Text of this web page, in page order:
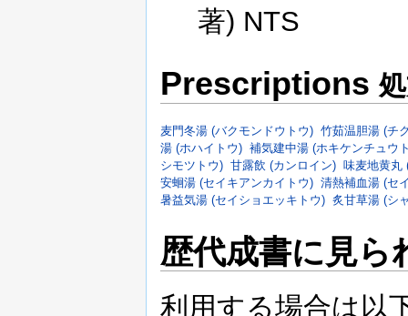
著) NTS
Prescriptions
麦門冬湯 (バクモンドウトウ) 竹茹温胆湯 (チ
湯 (ホハイトウ) 補気建中湯 (ホキケンチュウ
シモツトウ) 甘露飲 (カンロイン) 味麦地黄丸
安蛔湯 (セイキアンカイトウ) 清熱補血湯 (セ
暑益気湯 (セイショエッキトウ) 炙甘草湯 (シ
歴代成書に見ら
利用する場合は以